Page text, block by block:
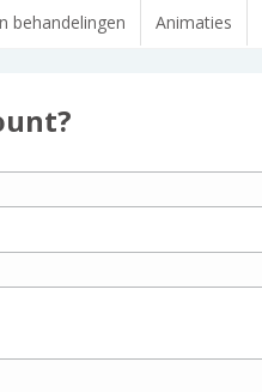
behandelingen Animaties